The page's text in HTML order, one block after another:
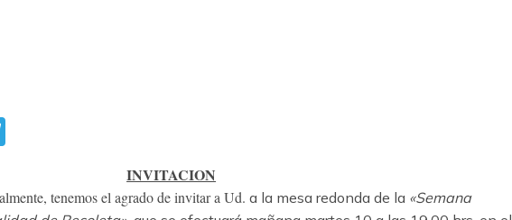
INVITACION
tenemos el agrado de invitar a Ud. a la mesa redonda de la «Semana